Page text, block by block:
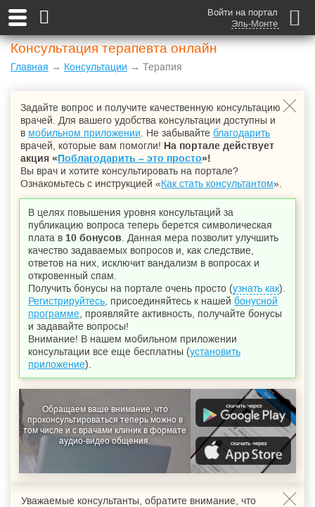
Войти на портал
Эль-Монте
Консультация терапевта онлайн
Главная → Консультации → Терапия
Задайте вопрос и получите качественную консультацию
врачей. Для вашего удобства консультации доступны и
в мобильном приложении . Не забывайте благодарить
врачей, которые вам помогли! На портале действует
акция «Поблагодарить – это просто»!
Вы врач и хотите консультировать на портале?
Ознакомьтесь с инструкцией «Как стать консультантом».
В целях повышения уровня консультаций за
публикацию вопроса теперь берется символическая
плата в 10 бонусов . Данная мера позволит улучшить
качество задаваемых вопросов и, как следствие,
ответов на них, исключит вандализм в вопросах и
откровенный спам.
Получить бонусы на портале очень просто (узнать как).
Регистрируйтесь , присоединяйтесь к нашей бонусной
программе , проявляйте активность, получайте бонусы
и задавайте вопросы!
Внимание! В нашем мобильном приложении
консультации все еще бесплатны (установить
приложение).
Обращаем ваше внимание, что
проконсультироваться теперь можно в
том числе и с врачами клиник в формате
аудио-видео общения.
Уважаемые консультанты, обратите внимание, что